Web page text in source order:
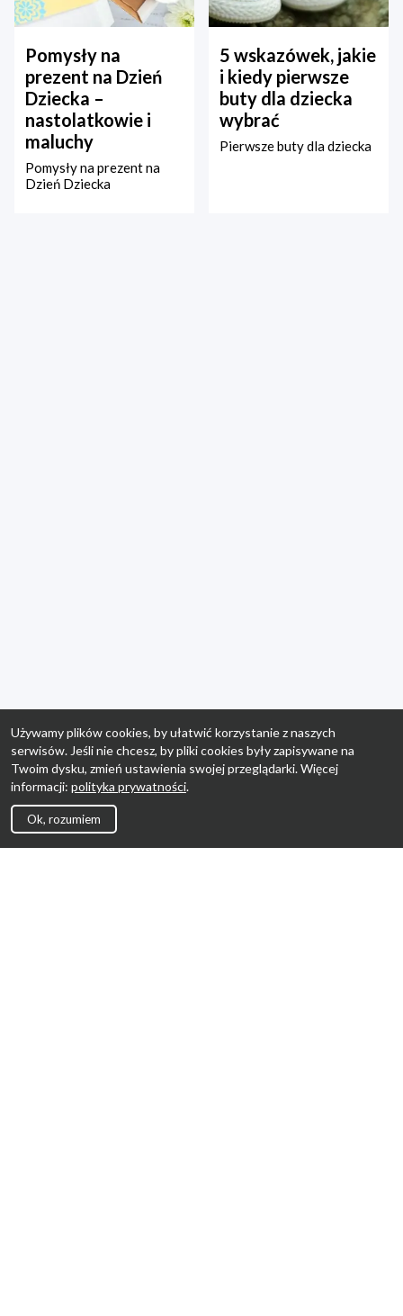
Pomysły na
prezent na Dzień
Dziecka –
nastolatkowie i
maluchy
Pomysły na prezent na
Dzień Dziecka
5 wskazówek, jakie
i kiedy pierwsze
buty dla dziecka
wybrać
Pierwsze buty dla dziecka
Używamy plików cookies, by ułatwić korzystanie z naszych
serwisów. Jeśli nie chcesz, by pliki cookies były zapisywane na
Twoim dysku, zmień ustawienia swojej przeglądarki. Więcej
informacji: polityka prywatności.
Ok, rozumiem